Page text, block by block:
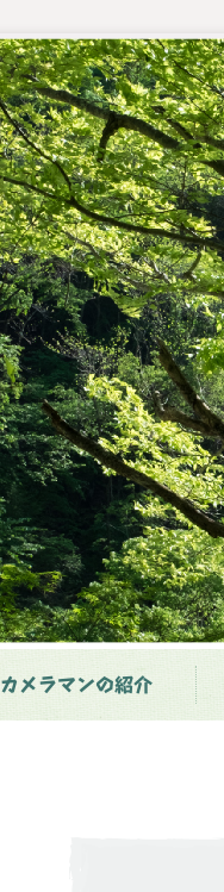
カメラマンの紹介